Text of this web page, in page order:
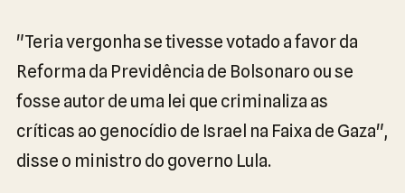
"Teria vergonha se tivesse votado a favor da
Reforma da Previdência de Bolsonaro ou se
fosse autor de uma lei que criminaliza as
críticas ao genocídio de Israel na Faixa de Gaza",
disse o ministro do governo Lula.